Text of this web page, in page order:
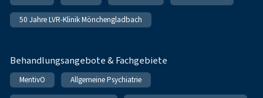
50 Jahre LVR-Klinik Mönchengladbach
Behandlungsangebote & Fachgebiete
MentivO Allgemeine Psychiatrie